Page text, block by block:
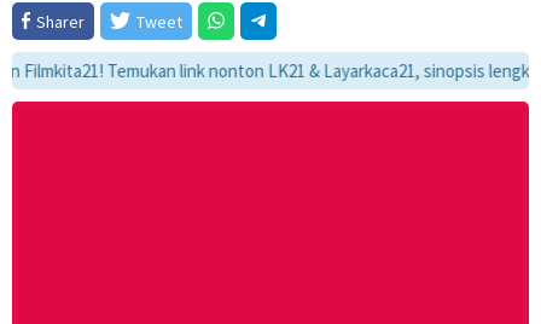
Sharer
Tweet
Temukan link nonton LK21 & Layarkaca21, sinopsis